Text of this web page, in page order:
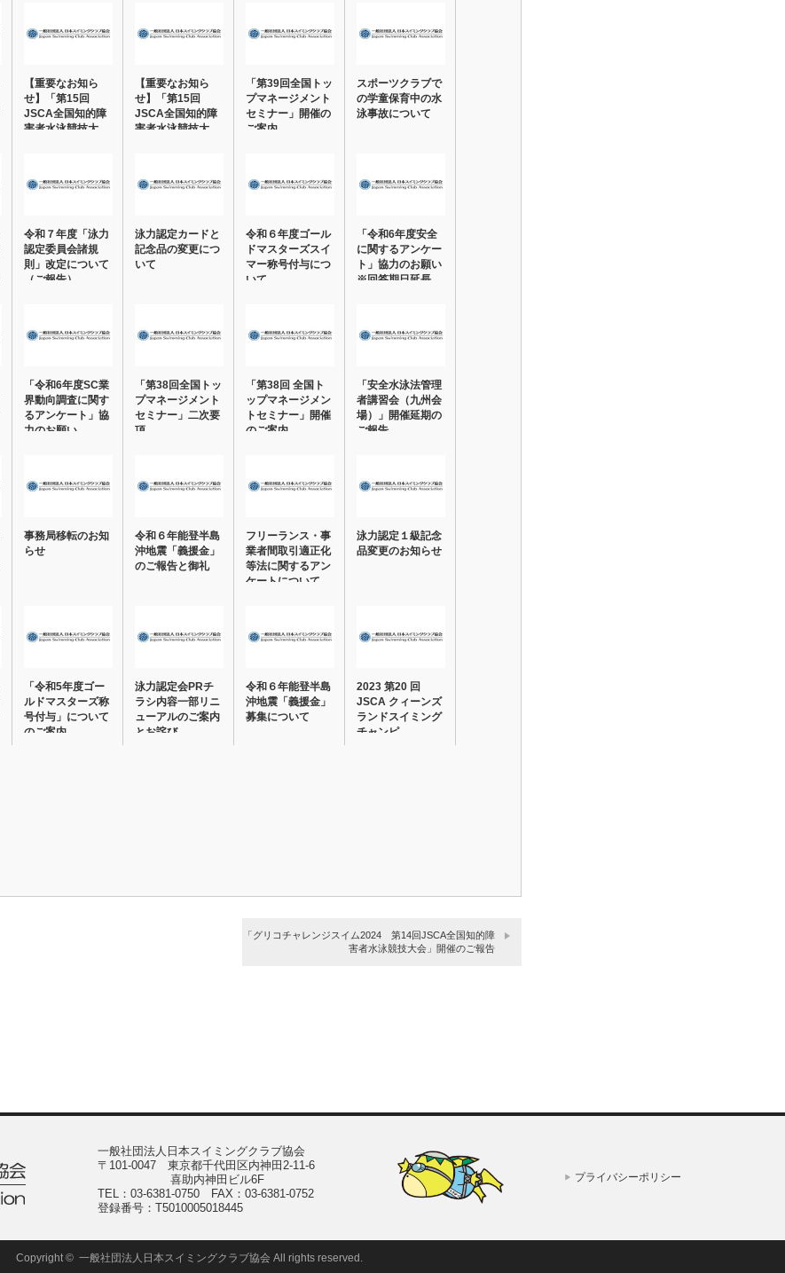
【重要なお知ら
せ】「第15回
JSCA全国知的障
害者水泳競技大
【重要なお知ら
せ】「第15回
JSCA全国知的障
害者水泳競技大
「第39回全国トッ
プマネージメント
セミナー」開催の
ご案内
スポーツクラブで
の学童保育中の水
泳事故について
令和７年度「泳力
認定委員会諸規
則」改定について
（ご報告）
泳力認定カードと
記念品の変更につ
いて
令和６年度ゴール
ドマスターズスイ
マー称号付与につ
いて
「令和6年度安全
に関するアンケー
ト」協力のお願い
※回答期日延長
「令和6年度SC業
界動向調査に関す
るアンケート」協
力のお願い
「第38回全国トッ
プマネージメント
セミナー」二次要
項
「第38回 全国ト
ップマネージメン
トセミナー」開催
のご案内
「安全水泳法管理
者講習会（九州会
場）」開催延期の
ご報告
事務局移転のお知
らせ
令和６年能登半島
沖地震「義援金」
のご報告と御礼
フリーランス・事
業者間取引適正化
等法に関するアン
ケートについて
泳力認定１級記念
品変更のお知らせ
「令和5年度ゴー
ルドマスターズ称
号付与」について
のご案内
泳力認定会PRチ
ラシ内容一部リニ
ューアルのご案内
とお詫び
令和６年能登半島
沖地震「義援金」
募集について
2023 第20 回
JSCA クィーンズ
ランドスイミング
チャンピ…
「グリコチャレンジスイム2024 第14回JSCA全国知的障
害者水泳競技大会」開催のご報告
プライバシーポリシー
Copyright © 一般社団法人日本スイミングクラブ協会All rights reserved.